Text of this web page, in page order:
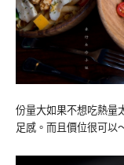
份量大如果不想吃熱量
足感。而且價位很可以